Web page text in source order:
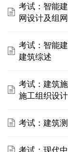
考试：智能
网设计及组网
考试：智能
建筑综述
考试：建筑
施工组织设计
考试：建筑